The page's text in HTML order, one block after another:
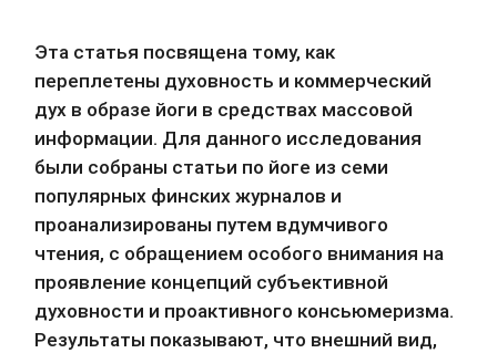
Эта статья посвящена тому, как
переплетены духовность и коммерческий
дух в образе йоги в средствах массовой
информации. Для данного исследования
были собраны статьи по йоге из семи
популярных финских журналов и
проанализированы путем вдумчивого
чтения, с обращением особого внимания на
проявление концепций субъективной
духовности и проактивного консьюмеризма.
Результаты показывают, что внешний вид,